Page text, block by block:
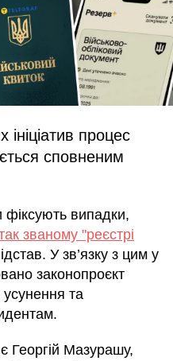
процес
сповненим
фіксують випадки,
званому "реєстрі
У зв’язку з цим у
законопроєкт
та
Георгій Мазурашу,